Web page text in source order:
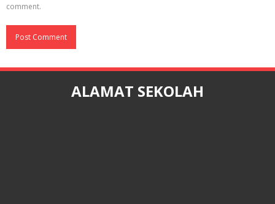
comment.
ALAMAT SEKOLAH